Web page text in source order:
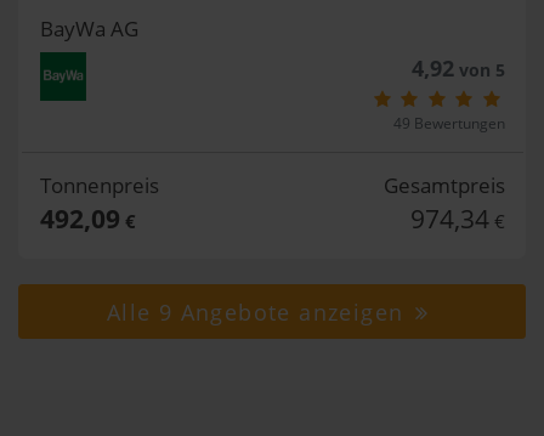
BayWa AG
4,92von 5
49 Bewertungen
Tonnenpreis
492,09 €
Gesamtpreis
974,34 €
Alle 9 Angebote anzeigen